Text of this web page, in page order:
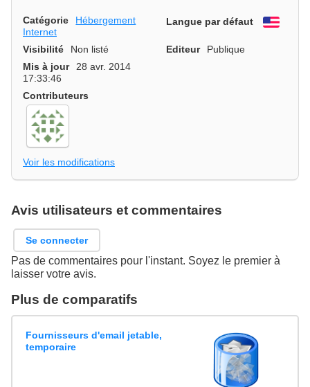
Catégorie
Hébergement
Internet
Langue par défaut
Visibilité Non listé Editeur
Publique
Mis à jour
28 avr. 2014
17:33:46
Contributeurs
Voir les modifications
Avis utilisateurs et commentaires
Se connecter
Pas de commentaires pour l'instant. Soyez le premier à
laisser votre avis.
Plus de comparatifs
Fournisseurs d'email jetable,
temporaire